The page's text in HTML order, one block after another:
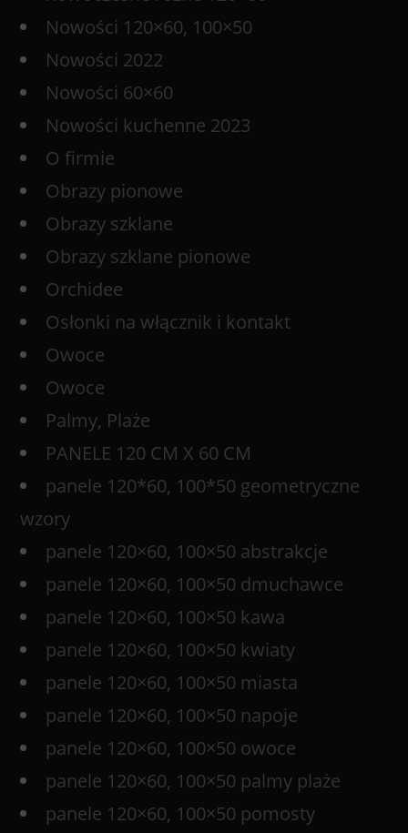
Nowości 120×60, 100×50
Nowości 2022
Nowości 60×60
Nowości kuchenne 2023
O firmie
Obrazy pionowe
Obrazy szklane
Obrazy szklane pionowe
Orchidee
Osłonki na włącznik i kontakt
Owoce
Owoce
Palmy, Plaże
PANELE 120 CM X 60 CM
panele 120*60, 100*50 geometryczne
wzory
panele 120×60, 100×50 abstrakcje
panele 120×60, 100×50 dmuchawce
panele 120×60, 100×50 kawa
panele 120×60, 100×50 kwiaty
panele 120×60, 100×50 miasta
panele 120×60, 100×50 napoje
panele 120×60, 100×50 owoce
panele 120×60, 100×50 palmy plaże
panele 120×60, 100×50 pomosty